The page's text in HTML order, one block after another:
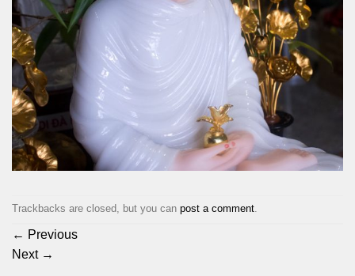
Trackbacks are closed, but you can post a comment.
← Previous
Next →